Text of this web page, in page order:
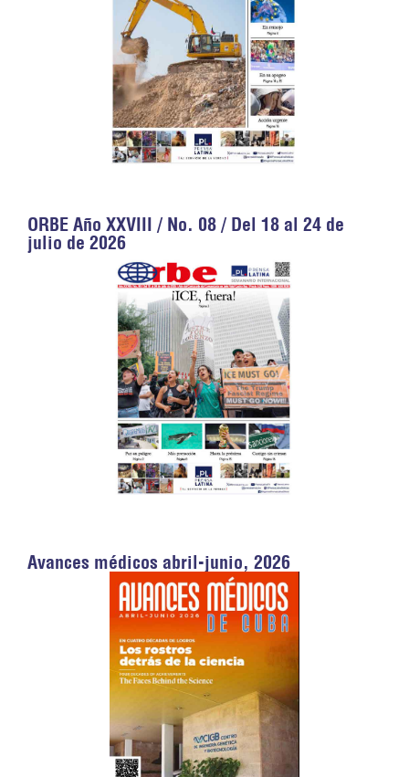
ORBE Año XXVIII / No. 08 / Del 18 al 24 de
julio de 2026
Avances médicos abril-junio, 2026